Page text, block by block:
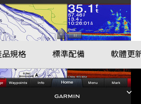
品料號010-01738-03
品規格 標準配備 軟體更